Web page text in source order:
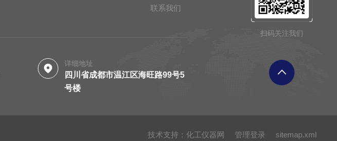
联系我们
详细地址
四川省成都市温江区海旺路99号5
号楼
扫码关注我们
技术支持： 化工仪器网 管理登录 sitemap.xml